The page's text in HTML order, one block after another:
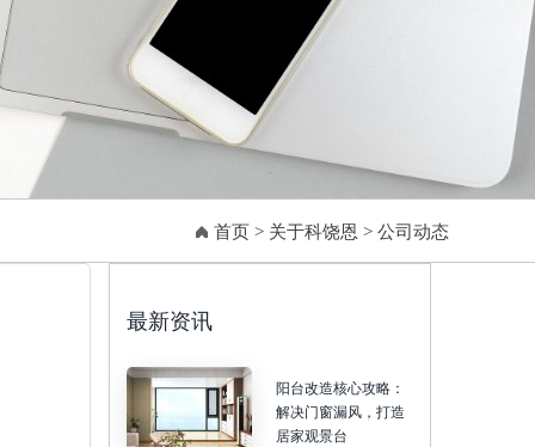
首页 > 关于科饶恩 > 公司动态
最新资讯
阳台改造核心攻略：
解决门窗漏风，打造
居家观景台